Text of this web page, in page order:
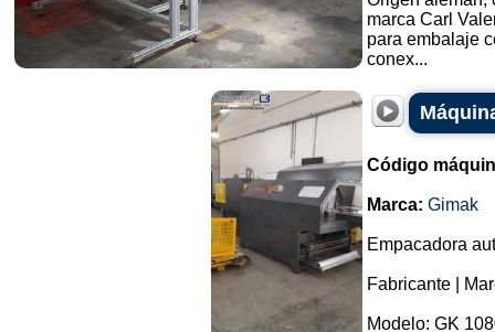
marca Carl
para embalaje
conex...
Código
Marca: Gimak
Empacadora
Fabricante |
Modelo: GK